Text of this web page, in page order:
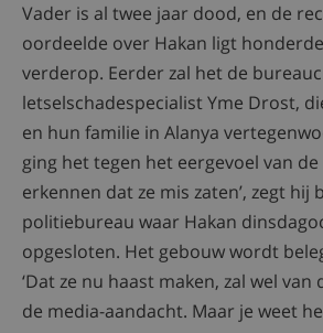
Vader is al twee jaar dood, en de
oordeelde over Hakan ligt
verderop. Eerder zal het de
letselschadespecialist Yme Drost,
en hun familie in Alanya
ging het tegen het eergevoel van
erkennen dat ze mis zaten’, zegt hij
politiebureau waar Hakan
opgesloten. Het gebouw wordt
‘Dat ze nu haast maken, zal wel
de media-aandacht. Maar je weet